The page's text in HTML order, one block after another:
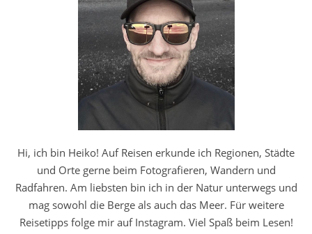
Hi, ich bin Heiko! Auf Reisen erkunde ich Regionen, Städte
und Orte gerne beim Fotografieren, Wandern und
Radfahren. Am liebsten bin ich in der Natur unterwegs und
mag sowohl die Berge als auch das Meer. Für weitere
Reisetipps folge mir auf Instagram. Viel Spaß beim Lesen!